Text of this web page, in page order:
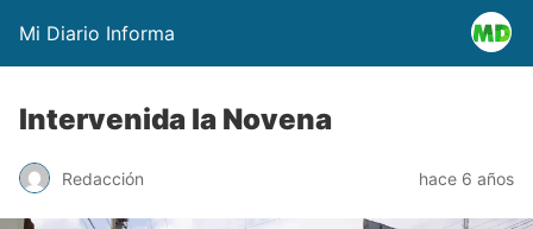
Mi Diario Informa
Intervenida la Novena
Redacción hace 6 años